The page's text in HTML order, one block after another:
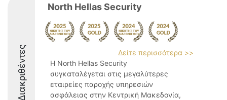
Διακριθέντες
North Hellas Security
Δείτε περισσότερα >>
Η North Hellas Security
συγκαταλέγεται στις μεγαλύτερες
εταιρείες παροχής υπηρεσιών
ασφάλειας στην Κεντρική Μακεδονία,